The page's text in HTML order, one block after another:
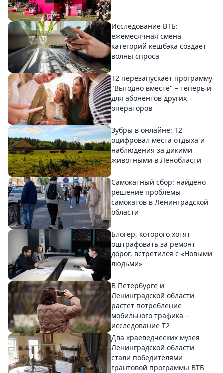
Исследование ВТБ:
ежемесячная смена
категорий кешбэка создает
волны спроса
Т2 перезапускает программу
"Выгодно вместе" – теперь и
для абонентов других
операторов
Зубры в онлайне: Т2
оцифровал места отдыха и
наблюдения за дикими
животными в Ленобласти
Самокатный сбор: найдено
решение проблемы
самокатов в Ленинградской
области
Блогер, которого хотят
оштрафовать за ремонт
дорог, встретился с «Новыми
людьми»
В Петербурге и
Ленинградской области
растет потребление
мобильного трафика –
исследование T2
Два краеведческих музея
Ленинградской области
стали победителями
грантовой программы ВТБ